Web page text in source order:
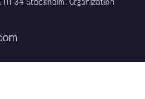
34 Stockholm. Organization